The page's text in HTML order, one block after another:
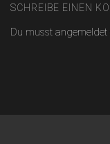
SCHREIBE EINEN
Du musst angemeldet